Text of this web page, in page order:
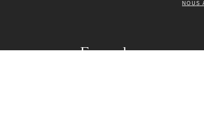
Formalwear
NOUS